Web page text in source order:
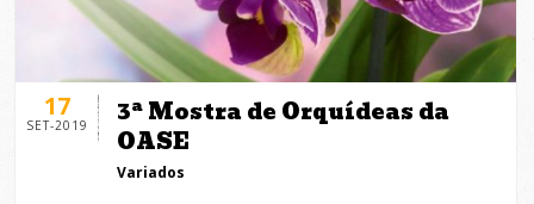
17
SET-2019
3ª Mostra de Orquídeas da
OASE
Variados